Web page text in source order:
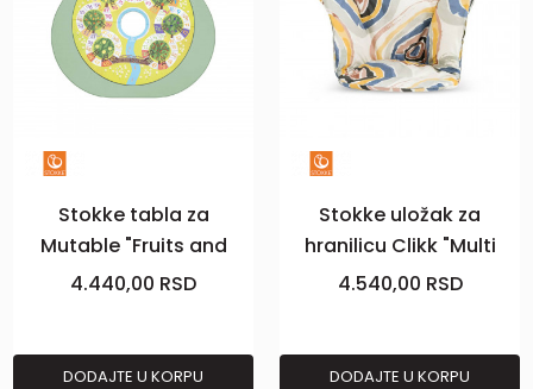
Stokke tabla za
Mutable "Fruits and
vegetables" V2
4.440,00 RSD
DODAJTE U KORPU
Stokke uložak za
hranilicu Clikk "Multi
Circle"
4.540,00 RSD
DODAJTE U KORPU